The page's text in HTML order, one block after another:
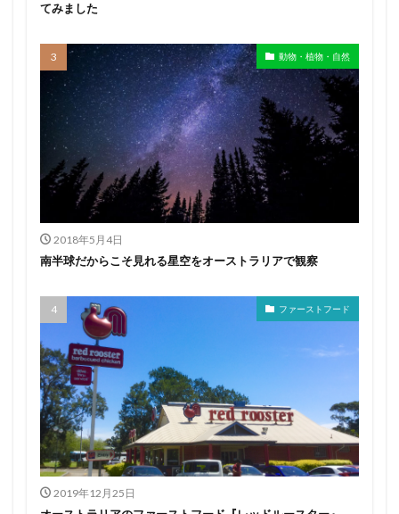
てみました
動物・植物・自然
2018年5月4日
南半球だからこそ見れる星空をオーストラリアで観察
ファーストフード
2019年12月25日